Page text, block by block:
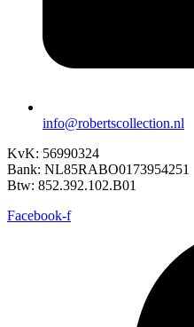
info@robertscollection.nl
KvK: 56990324
Bank: NL85RABO0173954251
Btw: 852.392.102.B01
Facebook-f